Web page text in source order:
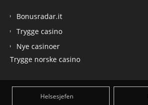
Bonusradar.it
Trygge casino
Nye casinoer
Trygge norske casino
Helsesjefen